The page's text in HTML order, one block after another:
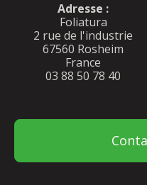
Adresse :
Foliatura
2 rue de l'industrie
67560 Rosheim
France
03 88 50 78 40